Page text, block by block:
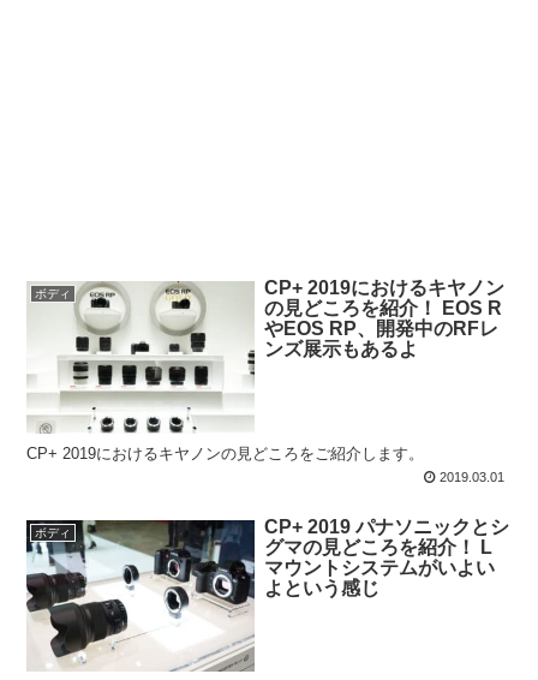
ボディ
CP+ 2019におけるキヤノン
の見どころを紹介！ EOS R
やEOS RP、開発中のRFレ
ンズ展示もあるよ
CP+ 2019におけるキヤノンの見どころをご紹介します。
2019.03.01
ボディ
CP+ 2019 パナソニックとシ
グマの見どころを紹介！ L
マウントシステムがいよい
よという感じ